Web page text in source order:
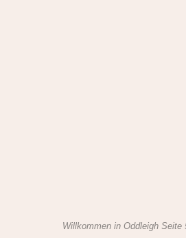
Willkommen in Oddleigh